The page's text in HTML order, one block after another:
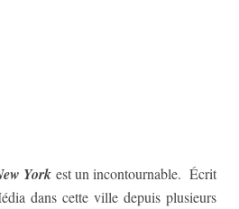
York est un incontournable. Écrit
dans cette ville depuis plusieurs